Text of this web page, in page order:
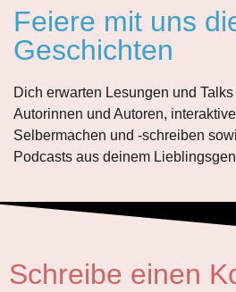
Feiere mit uns
Geschichten
Dich erwarten Lesungen und
Autorinnen und Autoren,
Selbermachen und -schreiben
Podcasts aus deinem
Schreibe einen